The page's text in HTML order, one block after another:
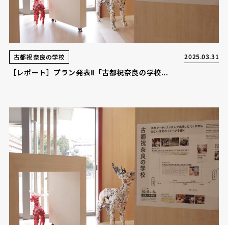
古都祝奈良の学校 2025.03.31
［レポート］プラン発表Ⅱ「古都祝奈良の学校...